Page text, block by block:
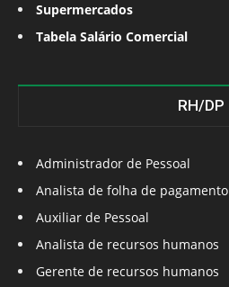
Supermercados
Tabela Salário Comercial
RH/DP
Administrador de Pessoal
Analista de folha de pagamento
Auxiliar de Pessoal
Analista de recursos humanos
Gerente de recursos humanos